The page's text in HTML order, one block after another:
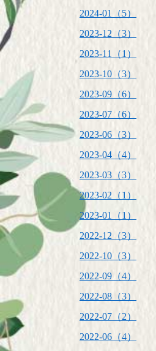
2024-01（5）
2023-12（3）
2023-11（1）
2023-10（3）
2023-09（6）
2023-07（6）
2023-06（3）
2023-04（4）
2023-03（3）
2023-02（1）
2023-01（1）
2022-12（3）
2022-10（3）
2022-09（4）
2022-08（3）
2022-07（2）
2022-06（4）